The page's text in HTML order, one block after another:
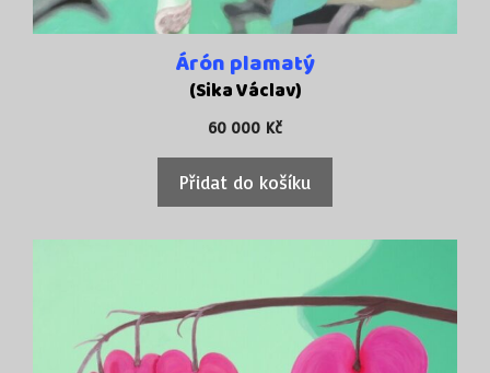
Árón plamatý
(Sika Václav)
60 000 Kč
Přidat do košíku